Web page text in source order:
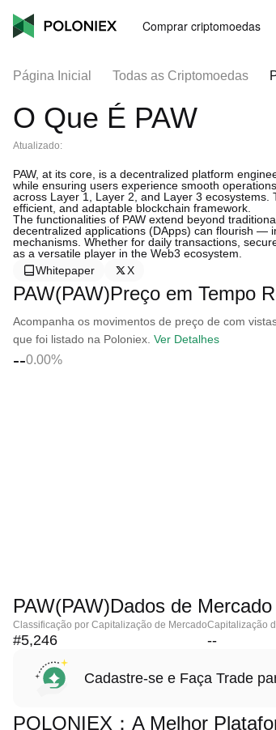
Comprar criptomoedas
Página Inicial Todas as Criptomoedas
O Que É PAW
Atualizado:
PAW, at its core, is a decentralized platform
while ensuring users experience smooth
across Layer 1, Layer 2, and Layer 3 ecosystems.
efficient, and adaptable blockchain framework.
The functionalities of PAW extend beyond
decentralized applications (DApps) can flourish —
mechanisms. Whether for daily transactions,
as a versatile player in the Web3 ecosystem.
Whitepaper
X
PAW(PAW)Preço em Tempo
Acompanha os movimentos de preço de com
que foi listado na Poloniex. Ver Detalhes
--0.00%
PAW(PAW)Dados de Mercado
Classificação por Capitalização de Mercado
#5,246
Capitalização
--
Cadastre-se e Faça Trade
POLONIEX：A Melhor